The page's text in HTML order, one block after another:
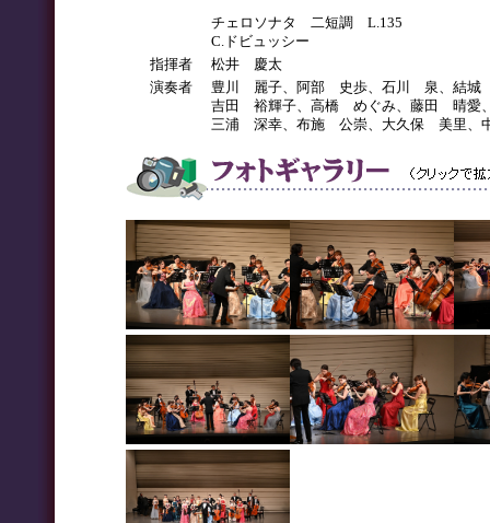
チェロソナタ 二短調 L.135
C.ドビュッシー
指揮者
松井 慶太
演奏者
豊川 麗子、阿部 史歩、石川 泉、結
吉田 裕輝子、高橋 めぐみ、藤田 晴愛
三浦 深幸、布施 公崇、大久保 美里、